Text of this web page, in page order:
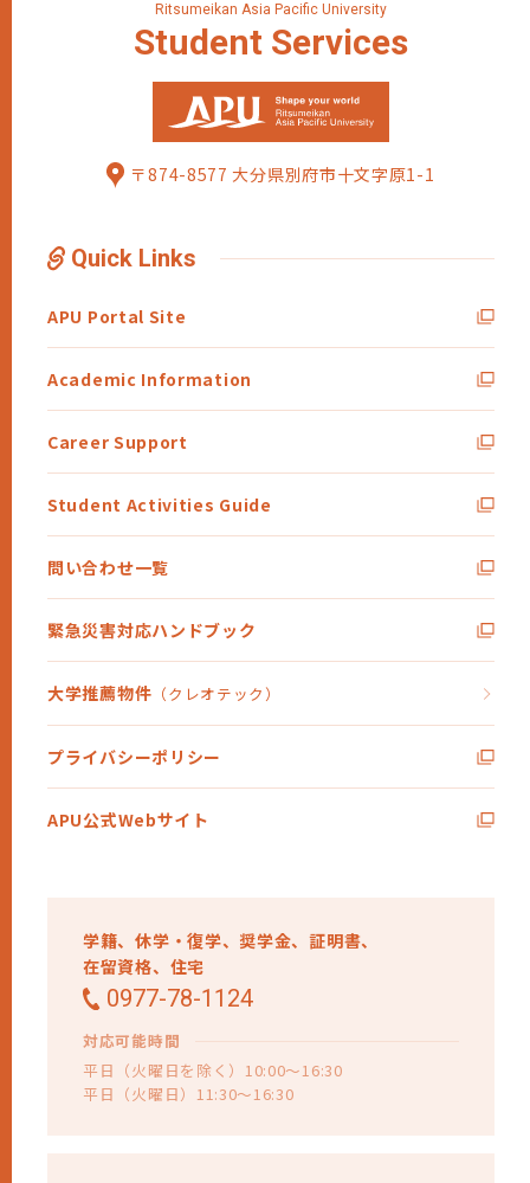
Ritsumeikan Asia Pacific University
Student Services
〒874-8577 大分県別府市十文字原1-1
学籍、休学・復学、 奨学金、証明書、
在留資格、 住宅
0977-78-1124
対応可能時間
平日（火曜日を除く）10:00～16:30
平日（火曜日）11:30～16:30
Quick Links
APU Portal Site
Academic Information
Career Support
Student Activities Guide
問い合わせ一覧
緊急災害対応ハンドブック
大学推薦物件 （クレオテック）
プライバシーポリシー
APU公式Webサイト